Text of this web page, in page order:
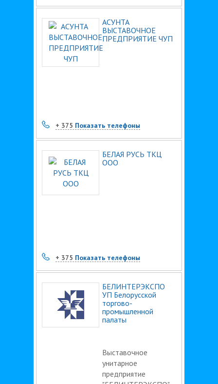
АСУНТА
ВЫСТАВОЧНОЕ
ПРЕДПРИЯТИЕ ЧУП
+ 375 Показать телефоны
БЕЛАЯ РУСЬ ТКЦ
ООО
+ 375 Показать телефоны
БЕЛИНТЕРЭКСПО
УП Белорусской
торгово-
промышленной
палаты
Выставочное
унитарное
предприятие